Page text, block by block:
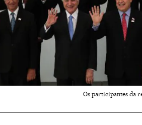
Os participantes da